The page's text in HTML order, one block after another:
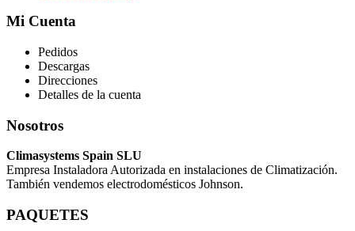
Mi Cuenta
Pedidos
Descargas
Direcciones
Detalles de la cuenta
Nosotros
Climasystems Spain SLU
Empresa Instaladora Autorizada en instalaciones de Climatización.
También vendemos electrodomésticos Johnson.
PAQUETES